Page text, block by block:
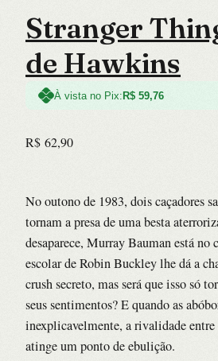
Stranger
de Hawkins
À vista no Pix:R$ 59,76
R$ 62,90
No outono de 1983, dois caçadores
tornam a presa de uma besta
desaparece, Murray Bauman está
escolar de Robin Buckley lhe dá a
crush secreto, mas será que isso só
seus sentimentos? E quando as
inexplicavelmente, a rivalidade
atinge um ponto de ebulição.